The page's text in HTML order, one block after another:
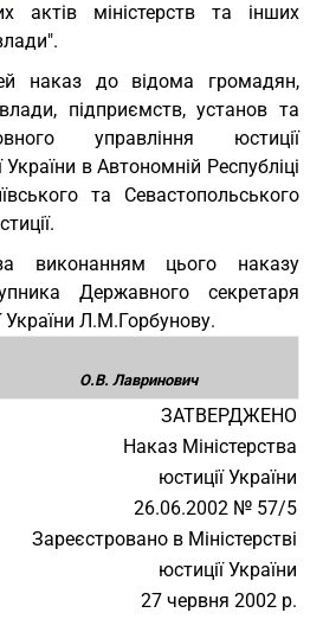
актів міністерств та інших
наказ до відома громадян,
підприємств, установ та
управління юстиції
України в Автономній Республіці
та Севастопольського
виконанням цього наказу
Державного секретаря
України Л.М.Горбунову.
О.В. Лавринович
ЗАТВЕРДЖЕНО
Наказ Міністерства
юстиції України
26.06.2002 № 57/5
Зареєстровано в Міністерстві
юстиції України
27 червня 2002 р.